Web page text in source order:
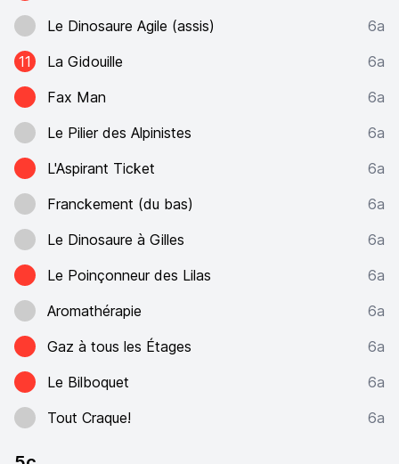
Le Dinosaure Agile (assis)
6a
11
La Gidouille
6a
Fax Man
6a
Le Pilier des Alpinistes
6a
L'Aspirant Ticket
6a
Franckement (du bas)
6a
Le Dinosaure à Gilles
6a
Le Poinçonneur des Lilas
6a
Aromathérapie
6a
Gaz à tous les Étages
6a
Le Bilboquet
6a
Tout Craque!
6a